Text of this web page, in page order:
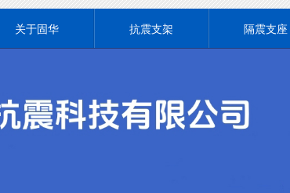
关于固华 抗震支架 隔震支座